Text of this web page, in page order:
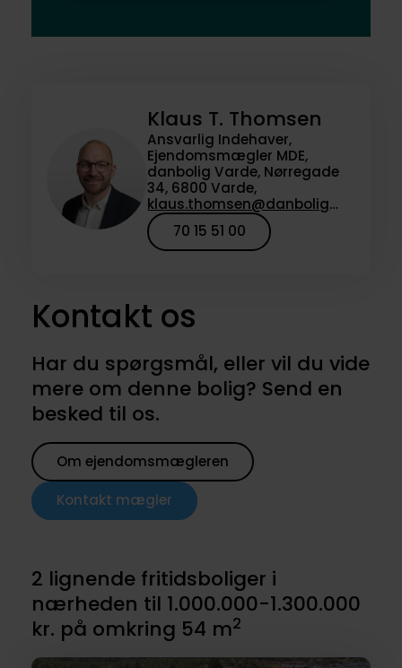
Klaus T. Thomsen
Ansvarlig Indehaver,
Ejendomsmægler MDE,
danbolig Varde, Nørregade
34, 6800 Varde,
klaus.thomsen@danbolig.dk
70 15 51 00
Kontakt os
Har du spørgsmål, eller vil du vide
mere om denne bolig? Send en
besked til os.
Om ejendomsmægleren
Kontakt mægler
2 lignende fritidsboliger i
nærheden til 1.000.000-1.300.000
kr. på omkring 54 m2